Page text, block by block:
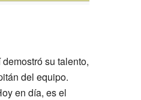
su talento,
del equipo.
en día, es el